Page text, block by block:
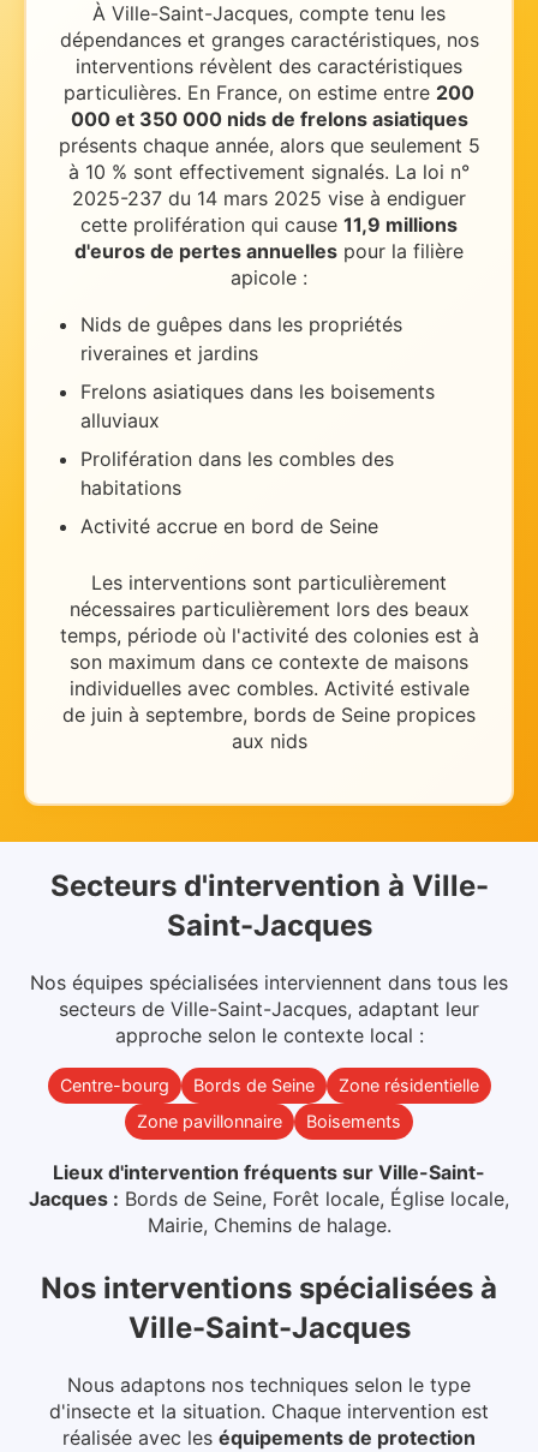
À Ville-Saint-Jacques, compte tenu les
dépendances et granges caractéristiques, nos
interventions révèlent des caractéristiques
particulières. En France, on estime entre 200
000 et 350 000 nids de frelons asiatiques
présents chaque année, alors que seulement 5
à 10 % sont effectivement signalés. La loi n°
2025-237 du 14 mars 2025 vise à endiguer
cette prolifération qui cause 11,9 millions
d'euros de pertes annuelles pour la filière
apicole :
Nids de guêpes dans les propriétés
riveraines et jardins
Frelons asiatiques dans les boisements
alluviaux
Prolifération dans les combles des
habitations
Activité accrue en bord de Seine
Les interventions sont particulièrement
nécessaires particulièrement lors des beaux
temps, période où l'activité des colonies est à
son maximum dans ce contexte de maisons
individuelles avec combles. Activité estivale
de juin à septembre, bords de Seine propices
aux nids
Secteurs d'intervention à Ville-
Saint-Jacques
Nos équipes spécialisées interviennent dans tous les
secteurs de Ville-Saint-Jacques, adaptant leur
approche selon le contexte local :
Centre-bourg Bords de Seine
Zone résidentielle
Zone pavillonnaire
Boisements
Lieux d'intervention fréquents sur Ville-Saint-
Jacques : Bords de Seine, Forêt locale, Église locale,
Mairie, Chemins de halage.
Nos interventions spécialisées à
Ville-Saint-Jacques
Nous adaptons nos techniques selon le type
d'insecte et la situation. Chaque intervention est
réalisée avec les équipements de protection